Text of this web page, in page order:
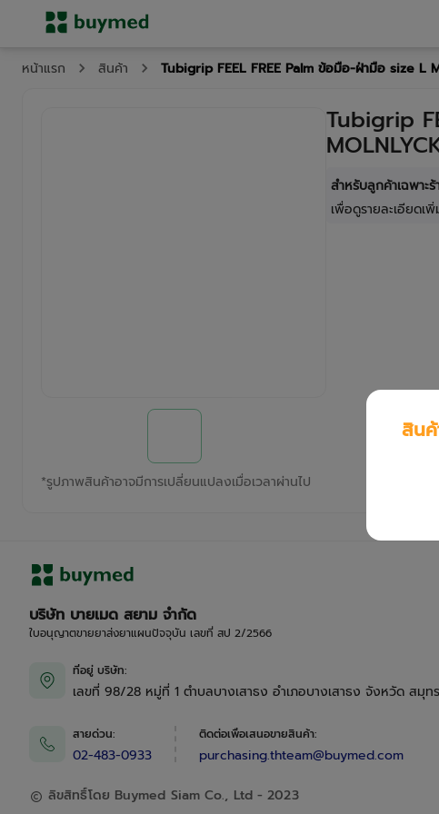
หน้าแรก สินค้า Tubigrip FEEL FREE Palm ข้อมือ-ฝ่ามือ size L
*รูปภาพสินค้าอาจมีการเปลี่ยนแปลงเมื่อเวลาผ่านไป
Tubigrip
สำหรับลูกค้าเฉพาะ
เพื่อดูรายละเอียดเพิ่
บริษัท บายเมด สยาม จำกัด
ใบอนุญาตขายยาส่งยาแผนปัจจุบัน เลขที่ สป 2/2566
ที่อยู่ บริษัท:
เลขที่ 98/28 หมู่ที่ 1 ตำบลบางเสาธง อำเภอบางเสาธง จังหวัด สมุท
สายด่วน:
02-483-0933
ติดต่อเพื่อเสนอขายสินค้า:
purchasing.thteam@buymed.com
ลิขสิทธิ์โดย Buymed Siam Co., Ltd - 2023
สินค้